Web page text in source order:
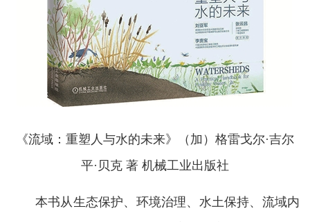
《流域：重塑人与水的未来》（加）格雷戈尔·吉尔
平·贝克 著 机械工业出版社
本书从生态保护、环境治理、水土保持、流域内